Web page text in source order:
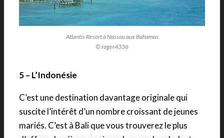
Atlantis Resort à Nassau aux Bahamas
© roger4336
5 – L’Indonésie
C’est une destination davantage originale qui
suscite l’intérêt d’un nombre croissant de jeunes
mariés. C’est à Bali que vous trouverez le plus